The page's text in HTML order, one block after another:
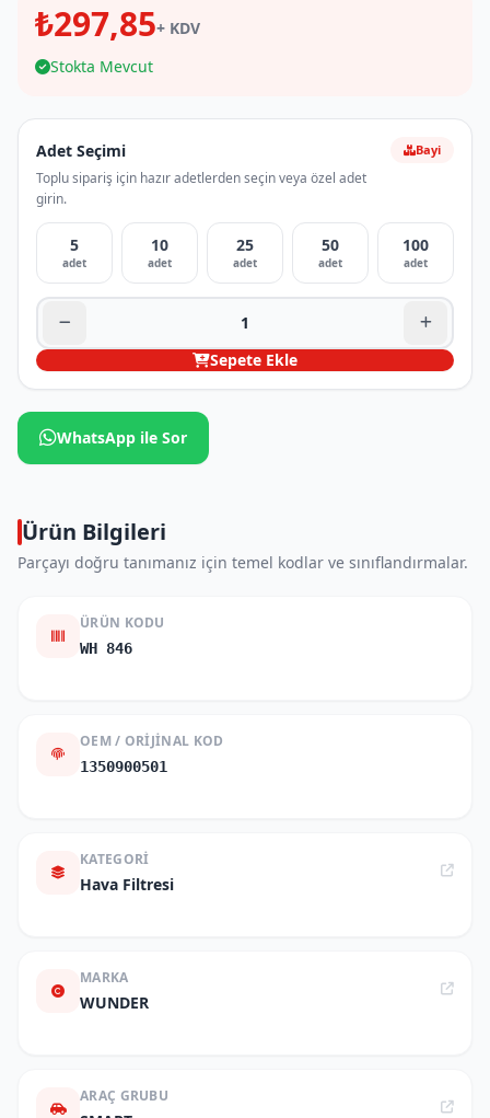
₺297,85+ KDV
Stokta Mevcut
Adet Seçimi
Toplu sipariş için hazır adetlerden seçin veya özel adet
girin.
Bayi
5
adet
10
adet
25
adet
50
adet
100
adet
Sepete Ekle
WhatsApp ile Sor
Ürün Bilgileri
Parçayı doğru tanımanız için temel kodlar ve sınıflandırmalar.
ÜRÜN KODU
WH 846
OEM / ORIJINAL KOD
1350900501
KATEGORI
Hava Filtresi
MARKA
WUNDER
ARAÇ GRUBU